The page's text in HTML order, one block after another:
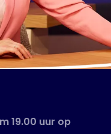
19.00 uur op